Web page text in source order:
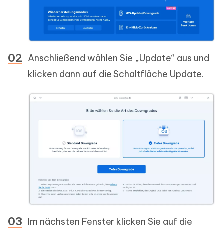
Anschließend wählen Sie „Update“ aus und
klicken dann auf die Schaltfläche Update.
Im nächsten Fenster klicken Sie auf die